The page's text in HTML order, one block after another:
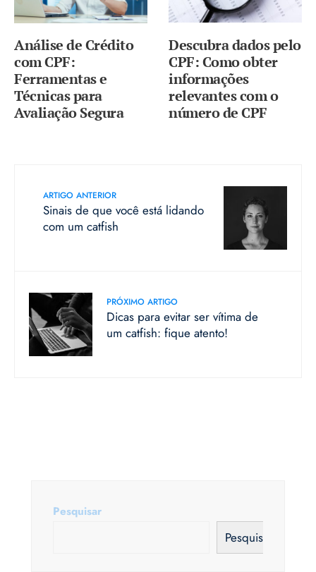
Análise de Crédito
com CPF:
Ferramentas e
Técnicas para
Avaliação Segura
Descubra dados pelo
CPF: Como obter
informações
relevantes com o
número de CPF
ARTIGO ANTERIOR
Sinais de que você está lidando
com um catfish
PRÓXIMO ARTIGO
Dicas para evitar ser vítima de
um catfish: fique atento!
Pesquisar
Pesquisar